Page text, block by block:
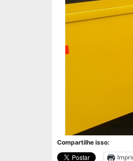
Compartilhe isso: